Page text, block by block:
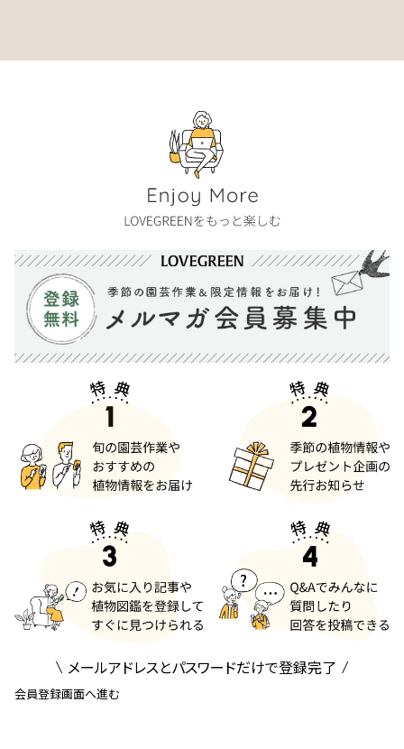
メールアドレスとパスワードだけで登録完了
会員登録画面へ進む